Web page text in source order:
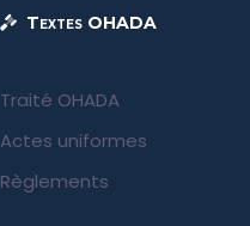
Textes OHADA
Traité OHADA
Actes uniformes
Règlements